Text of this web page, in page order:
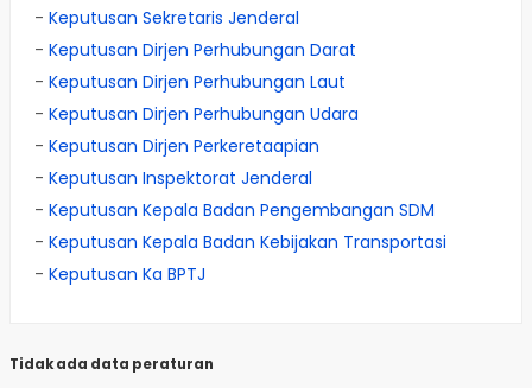
- Keputusan Sekretaris Jenderal
- Keputusan Dirjen Perhubungan Darat
- Keputusan Dirjen Perhubungan Laut
- Keputusan Dirjen Perhubungan Udara
- Keputusan Dirjen Perkeretaapian
- Keputusan Inspektorat Jenderal
- Keputusan Kepala Badan Pengembangan SDM
- Keputusan Kepala Badan Kebijakan Transportasi
- Keputusan Ka BPTJ
Tidak ada data peraturan